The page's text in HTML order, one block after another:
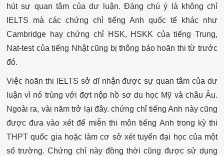
hút sự quan tâm của dư luận. Đáng chú ý là không chỉ
IELTS mà các chứng chỉ tiếng Anh quốc tế khác như
Cambridge hay chứng chỉ HSK, HSKK của tiếng Trung,
Nat-test của tiếng Nhật cũng bị thông báo hoãn thi từ trước
đó.
Việc hoãn thi IELTS sở dĩ nhận được sự quan tâm của dư
luận vì nó trùng với đợt nộp hồ sơ du học Mỹ và châu Âu.
Ngoài ra, vài năm trở lại đây. chứng chỉ tiếng Anh này cũng
được đưa vào xét để miễn thi môn tiếng Anh trong kỳ thi
THPT quốc gia hoặc làm cơ sở xét tuyển đại học của một
số trường. Chứng chỉ này đồng thời cũng được sử dụng